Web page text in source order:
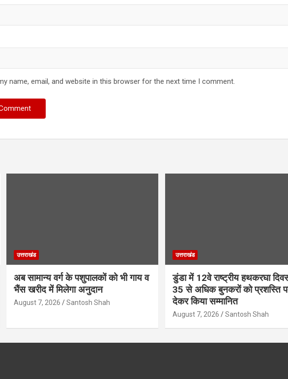
name, email, and website in this browser for the next time I comment.
उत्तराखंड
अब सामान्य वर्ग के पशुपालकों को भी गाय व
भैंस खरीद में मिलेगा अनुदान
August 7, 2026 Santosh Shah
उत्तराखंड
डुंडा में 12वे राष्ट्रीय हथकरघा
35 से अधिक बुनकरों को प्रशस्ति
देकर किया सम्मानित
August 7, 2026 Santosh Shah